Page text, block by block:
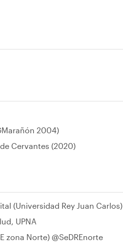
2004)
Cervantes (2020)
(Universidad Rey Juan Carlos)
UPNA
zona Norte) @SeDREnorte